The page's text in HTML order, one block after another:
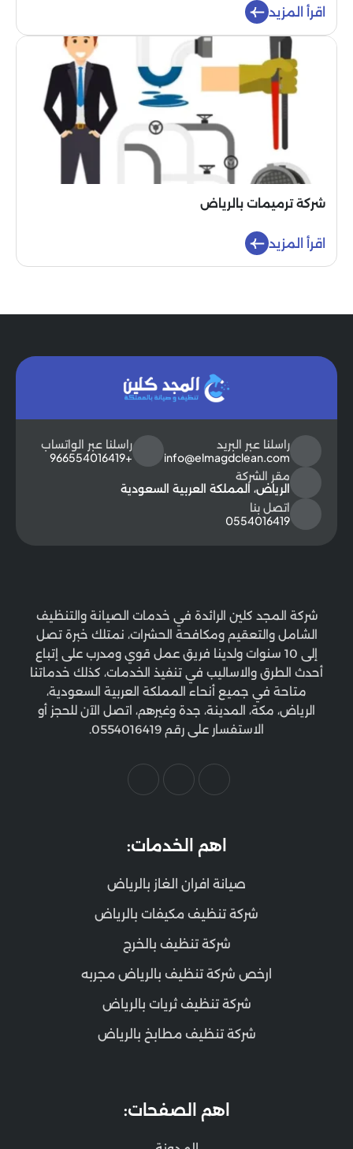
اقرأ المزيد
شركة ترميمات بالرياض
اقرأ المزيد
راسلنا عبر البريد
info@elmagdclean.com
راسلنا عبر الواتساب
+966554016419
مقر الشركة
الرياض، المملكة العربية السعودية
اتصل بنا
0554016419
شركة المجد كلين الرائدة في خدمات الصيانة والتنظيف
الشامل والتعقيم ومكافحة الحشرات، نمتلك خبرة تصل
إلى 10 سنوات ولدينا فريق عمل قوي ومدرب على إتباع
أحدث الطرق والاساليب في تنفيذ الخدمات، كذلك خدماتنا
متاحة في جميع أنحاء المملكة العربية السعودية،
الرياض، مكة، المدينة، جدة وغيرهم، اتصل الآن للحجز أو
الاستفسار على رقم 0554016419.
اهم الخدمات:
صيانة افران الغاز بالرياض
شركة تنظيف مكيفات بالرياض
شركة تنظيف بالخرج
ارخص شركة تنظيف بالرياض مجربه
شركة تنظيف ثريات بالرياض
شركة تنظيف مطابخ بالرياض
اهم الصفحات: